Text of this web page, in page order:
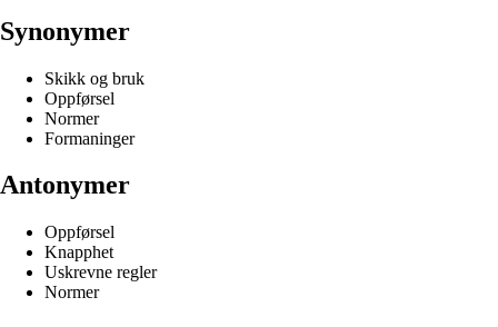
Synonymer
Skikk og bruk
Oppførsel
Normer
Formaninger
Antonymer
Oppførsel
Knapphet
Uskrevne regler
Normer